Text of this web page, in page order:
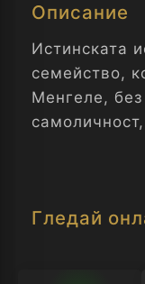
Описание
Истинската
семейство,
Менгеле,
Гледай